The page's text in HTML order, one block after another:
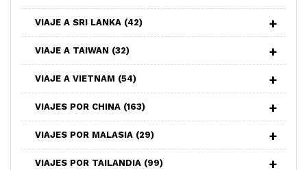
VIAJE A SRI LANKA (42)
VIAJE A TAIWAN (32)
VIAJE A VIETNAM (54)
VIAJES POR CHINA (163)
VIAJES POR MALASIA (29)
VIAJES POR TAILANDIA (99)